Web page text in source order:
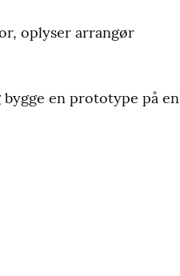
oplyser arrangør
en prototype på en